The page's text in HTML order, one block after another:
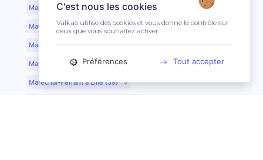
Maréchal-Ferrant à Fontainebleau (77)
Maréchal-Ferrant à Grenoble (38)
Maréchal-Ferrant à Guéret (23)
Maréchal-Ferrant au Mans (72)
Maréchal-Ferrant à Lille (59)
C'est nous les cookies
Valkae utilise des cookies et vous donne le contrôle sur
ceux que vous souhaitez activer.
Préférences Tout accepter